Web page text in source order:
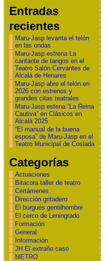
Entradas
recientes
Maru-Jasp levanta el telón
en las ondas
Maru-Jasp estrena La
cantante de tangos en el
Teatro Salón Cervantes de
Alcalá de Henares
Maru-Jasp abre el telón en
2026 con estrenos y
grandes citas teatrales
Maru-Jasp estena “La Reina
Cautiva” en Clásicos en
Alcalá 2025
“El manual de la buena
esposa” de Maru-Jasp en el
Teatro Municipal de Coslada
Categorías
Actuaciones
Bitacora taller de teatro
Certámenes
Dirección gritadero
El burgués gentilhombre
El cerco de Leningrado
Formación
General
Información
JH El extraño caso
METRO